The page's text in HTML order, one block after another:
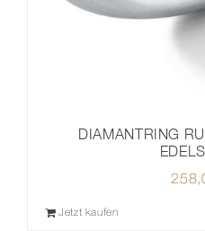
DIAMANTRING
Jetzt kaufen